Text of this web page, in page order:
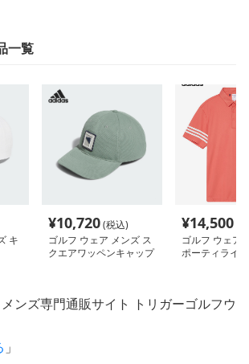
一覧
キ
¥10,720(税込)
ゴルフ ウェア メンズ ス
クエアワッペンキャップ
¥14,500
ゴルフ ウェア
ポーティライ
ンズ専門通販サイト トリガーゴルフウ
」